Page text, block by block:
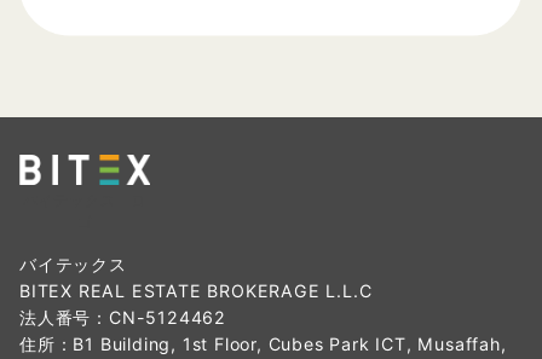
バイテックス
BITEX REAL ESTATE BROKERAGE L.L.C
法人番号：CN-5124462
住所：B1 Building, 1st Floor, Cubes Park ICT, Musaffah,